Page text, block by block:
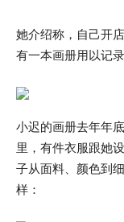
她介绍称，自己开
有一本画册用以记录
小迟的画册去年年
里，有件衣服跟她
子从面料、颜色到
样：